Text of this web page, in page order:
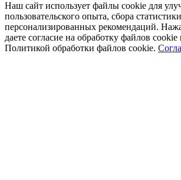
Наш сайт использует файлы cookie для
пользовательского опыта, сбора
персонализированных рекомендаций.
даете согласие на обработку файлов cookie
Политикой обработки файлов cookie.